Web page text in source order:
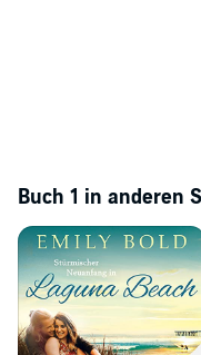
Buch 1 in anderen